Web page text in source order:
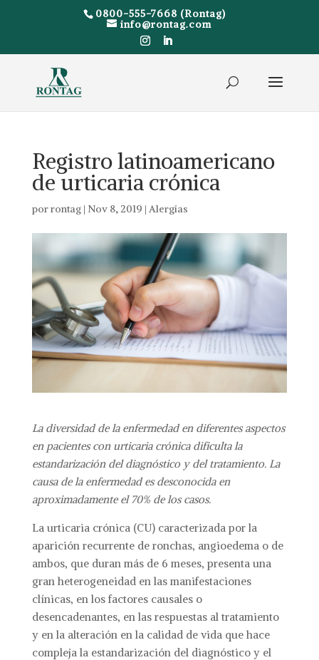
0800-555-7668 (Rontag)
info@rontag.com
Registro latinoamericano
de urticaria crónica
porrontag| Nov 8, 2019 | Alergias
La diversidad de la enfermedad en diferentes aspectos
en pacientes con urticaria crónica dificulta la
estandarización del diagnóstico y del tratamiento. La
causa de la enfermedad es desconocida en
aproximadamente el 70% de los casos.
La urticaria crónica (CU) caracterizada por la
aparición recurrente de ronchas, angioedema o de
ambos, que duran más de 6 meses, presenta una
gran heterogeneidad en las manifestaciones
clínicas, en los factores causales o
desencadenantes, en las respuestas al tratamiento
y en la alteración en la calidad de vida que hace
compleja la estandarización del diagnóstico y el